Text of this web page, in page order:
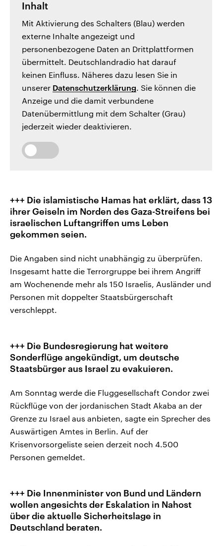
Inhalt
Mit Aktivierung des Schalters (Blau) werden
externe Inhalte angezeigt und
personenbezogene Daten an Drittplattformen
übermittelt. Deutschlandradio hat darauf
keinen Einfluss. Näheres dazu lesen Sie in
unserer Datenschutzerklärung. Sie können die
Anzeige und die damit verbundene
Datenübermittlung mit dem Schalter (Grau)
jederzeit wieder deaktivieren.
+++ Die islamistische Hamas hat erklärt, dass 13
ihrer Geiseln im Norden des Gaza-Streifens bei
israelischen Luftangriffen ums Leben
gekommen seien.
Die Angaben sind nicht unabhängig zu überprüfen.
Insgesamt hatte die Terrorgruppe bei ihrem Angriff
am Wochenende mehr als 150 Israelis, Ausländer und
Personen mit doppelter Staatsbürgerschaft
verschleppt.
+++ Die Bundesregierung hat weitere
Sonderflüge angekündigt, um deutsche
Staatsbürger aus Israel zu evakuieren.
Am Sonntag werde die Fluggesellschaft Condor zwei
Rückflüge von der jordanischen Stadt Akaba an der
Grenze zu Israel aus anbieten, sagte ein Sprecher des
Auswärtigen Amtes in Berlin. Auf der
Krisenvorsorgeliste seien derzeit noch 4.500
Personen gemeldet.
+++ Die Innenminister von Bund und Ländern
wollen angesichts der Eskalation in Nahost
über die aktuelle Sicherheitslage in
Deutschland beraten.